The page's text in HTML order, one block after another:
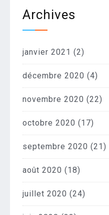
Archives
janvier 2021 (2)
décembre 2020 (4)
novembre 2020 (22)
octobre 2020 (17)
septembre 2020 (21)
août 2020 (18)
juillet 2020 (24)